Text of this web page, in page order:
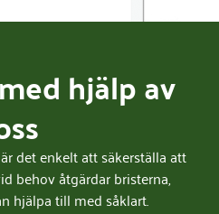
hjälp av
det enkelt att säkerställa att
behov åtgärdar bristerna,
hjälpa till med såklart.